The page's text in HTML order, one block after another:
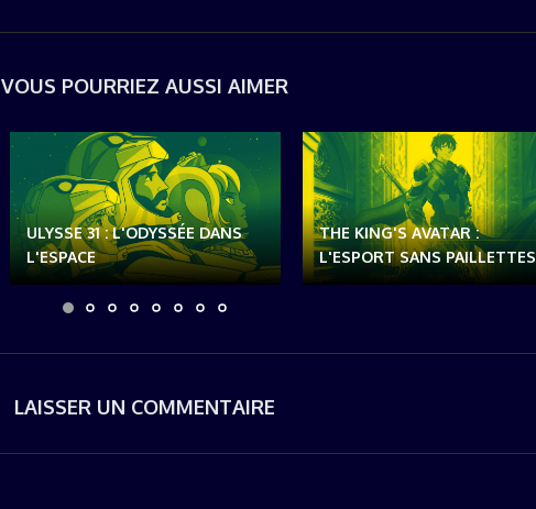
VOUS POURRIEZ AUSSI AIMER
ULYSSE 31 : L'ODYSSÉE DANS
L'ESPACE
THE KING'S AVATAR :
L'ESPORT SANS PAILLETTES
LAISSER UN COMMENTAIRE